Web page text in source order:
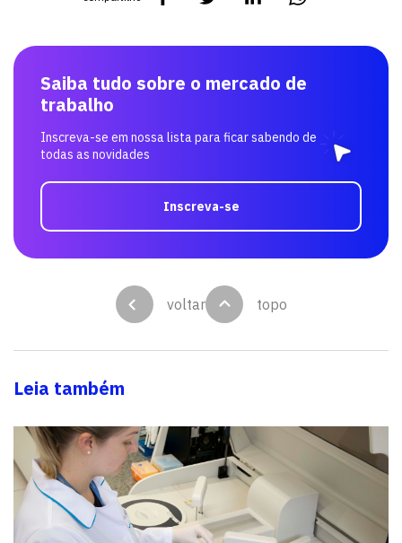
Saiba tudo sobre o mercado de
trabalho
Inscreva-se em nossa lista para ficar sabendo de
todas as novidades
Inscreva-se
voltar topo
Leia também